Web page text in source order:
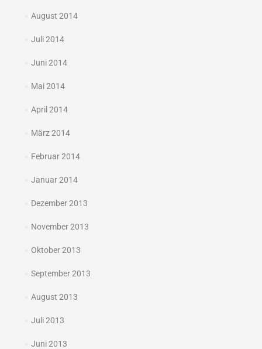
August 2014
Juli 2014
Juni 2014
Mai 2014
April 2014
März 2014
Februar 2014
Januar 2014
Dezember 2013
November 2013
Oktober 2013
September 2013
August 2013
Juli 2013
Juni 2013